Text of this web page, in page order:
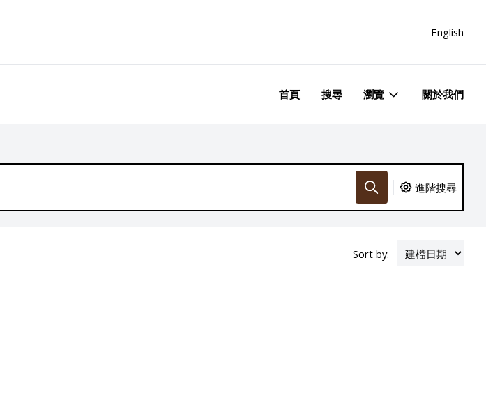
English
首頁 搜尋 瀏覽 關於我們
進階搜尋
Sort by: